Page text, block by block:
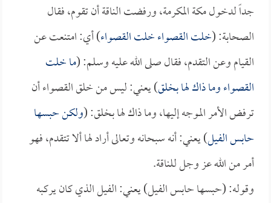
جداً لدخول مكة المكرمة، ورفضت الناقة أن تقوم، فقال
الصحابة: (خلت القصواء خلت القصواء) أي: امتنعت عن
القيام وعن التقدم، فقال صلى الله عليه وسلم: (ما خلت
القصواء وما ذاك لها بخلق) يعني: ليس من خلق القصواء أن
ترفض الأمر الموجه إليها، وما ذاك لها بخلق: (ولكن حبسها
حابس الفيل) يعني: أنه سبحانه وتعالى أراد لها ألا تتقدم، فهو
أمر من الله عز وجل للناقة.
وقوله: (حبسها حابس الفيل) يعني: الفيل الذي كان يركبه